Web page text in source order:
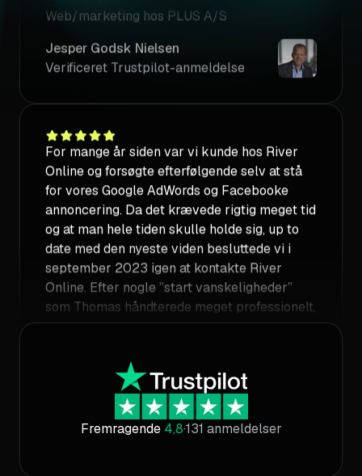
Verificeret Trustpilot-anmeldelse
For mange år siden var vi kunde hos River
for vores Google AdWords og Facebooke
annoncering. Da det krævede rigtig meget tid
og at man hele tiden skulle holde sig, up to
date med den nyeste viden besluttede vi i
september 2023 igen at kontakte River
Online. Efter nogle ”start vanskeligheder”
som Thomas håndterede meget professionelt,
har vi i dag 2 meget dedikeret medarbejder
til at stå for alt vores online markedsføring.
Emilie tager sig af vores AdWords setup og
glade for samarbejdet, der er en rigtig god
kemi og vi har løbende møder og opfølgning
på vores kampagner, men det bedste er at vi
ikke længer skal bekymre os om vores online
Fremragende 4,8·131 anmeldelser